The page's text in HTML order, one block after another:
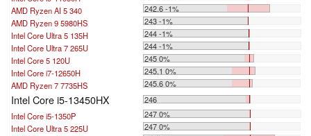
AMD Ryzen AI 5 340
242.6 -1%
AMD Ryzen 9 5980HS
243 -1%
Intel Core Ultra 5 135H
244 -1%
Intel Core Ultra 7 265U
244 -1%
Intel Core 5 120U
245 0%
Intel Core i7-12650H
245.1 0%
AMD Ryzen 7 7735HS
245.6 0%
Intel Core i5-13450HX
246
Intel Core i5-1350P
247 0%
Intel Core Ultra 5 225U
247 0%